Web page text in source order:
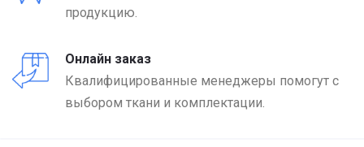
продукцию.
Онлайн заказ
Квалифицированные менеджеры помогут с
выбором ткани и комплектации.